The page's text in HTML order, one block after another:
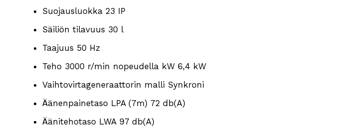
Suojausluokka 23 IP
Säiliön tilavuus 30 l
Taajuus 50 Hz
Teho 3000 r/min nopeudella kW 6,4 kW
Vaihtovirtageneraattorin malli Synkroni
Äänenpainetaso LPA (7m) 72 db(A)
Äänitehotaso LWA 97 db(A)